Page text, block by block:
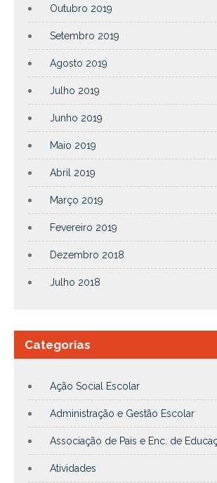
Outubro 2019
Setembro 2019
Agosto 2019
Julho 2019
Junho 2019
Maio 2019
Abril 2019
Março 2019
Fevereiro 2019
Dezembro 2018
Julho 2018
Categorias
Ação Social Escolar
Administração e Gestão Escolar
Associação de Pais e Enc. de
Atividades